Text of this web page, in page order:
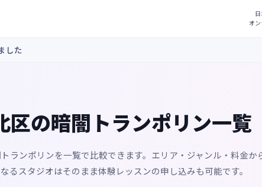
した
区の暗闇トランポリン一覧
ランポリンを一覧で比較できます。エリア・ジャンル・料金
るスタジオはそのまま体験レッスンの申し込みも可能です。